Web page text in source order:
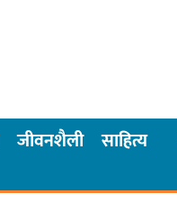
जीवनशैली साहित्य